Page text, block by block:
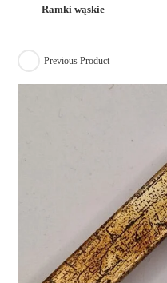
Previous Product
Ramki wąskie